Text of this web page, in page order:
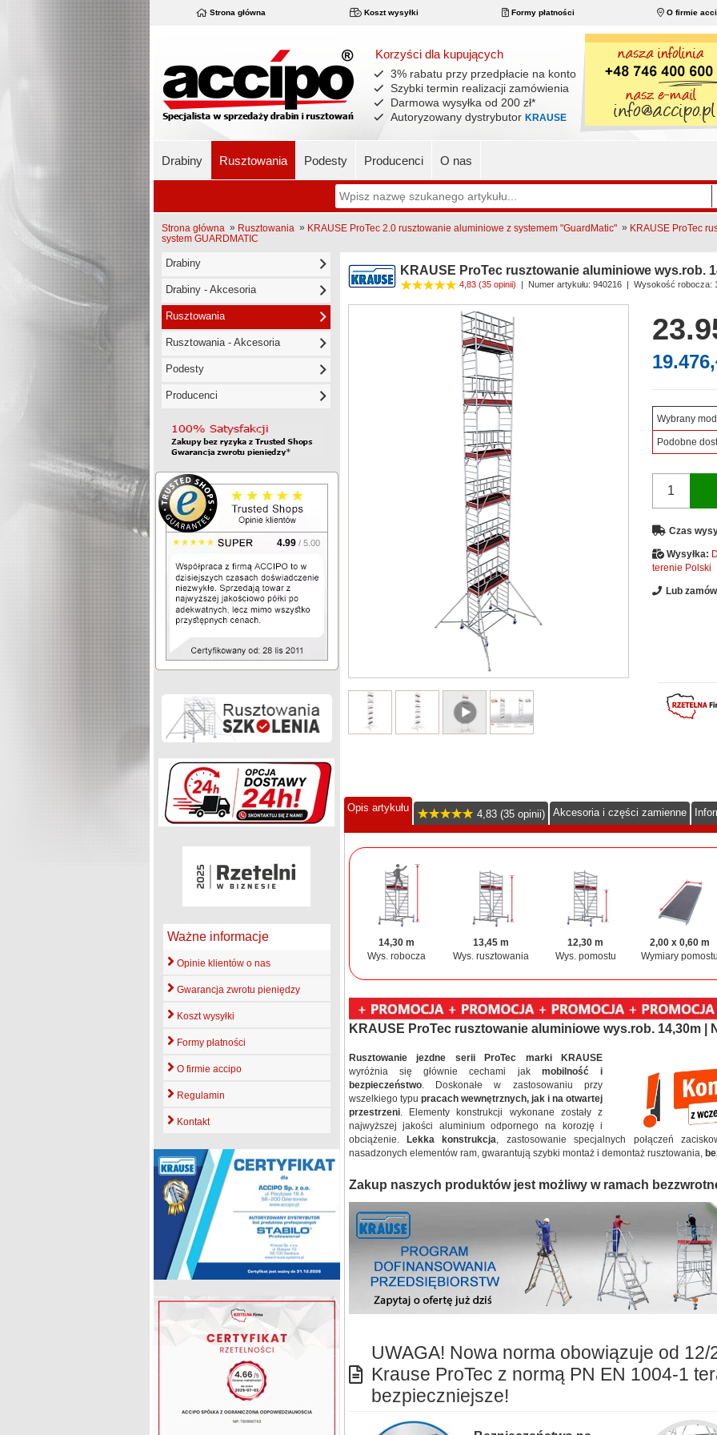
Strona główna Koszt wysyłki Formy płatności O firmie
Korzyści dla kupujących
3% rabatu przy przedpłacie na konto
Szybki termin realizacji zamówienia
Darmowa wysyłka od 200 zł*
Autoryzowany dystrybutor KRAUSE
Drabiny Rusztowania Podesty Producenci O nas
Strona główna » Rusztowania » KRAUSE ProTec 2.0 rusztowanie aluminiowe z systemem "GuardMatic" » KRAUSE ProTec
system GUARDMATIC
Drabiny
Drabiny - Akcesoria
Rusztowania
Rusztowania - Akcesoria
Podesty
Producenci
4.99 / 5.00
Ważne informacje
Opinie klientów o nas
Gwarancja zwrotu pieniędzy
Koszt wysyłki
Formy płatności
O firmie accipo
Regulamin
Kontakt
KRAUSE ProTec rusztowanie aluminiowe wys.rob.
4,83 (35 opinii) | Numer artykułu: 940216 | Wysokość robocza:
19.476,
Wybrany
Podobne
Czas
Wysyłka:
terenie Polski
Lub
Opis artykułu
4,83 (35 opinii) Akcesoria i części zamienne
14,30 m
Wys. robocza
13,45 m
Wys. rusztowania
12,30 m
Wys. pomostu
2,00 x 0,60 m
Wymiary
KRAUSE ProTec rusztowanie aluminiowe wys.rob. 14,30m |
Rusztowanie jezdne serii ProTec marki KRAUSE
wyróżnia się głównie cechami jak mobilność i
bezpieczeństwo. Doskonałe w zastosowaniu przy
wszelkiego typu pracach wewnętrznych, jak i na otwartej
przestrzeni. Elementy konstrukcji wykonane zostały z
najwyższej jakości aluminium odpornego na korozję i
obciążenie. Lekka konstrukcja
, zastosowanie specjalnych połączeń
nasadzonych elementów ram, gwarantują szybki montaż i demontaż rusztowania,
Zakup naszych produktów jest możliwy w ramach
UWAGA! Nowa norma obowiązuje od 12/
Krause ProTec z normą PN EN 1004-1
bezpieczniejsze!